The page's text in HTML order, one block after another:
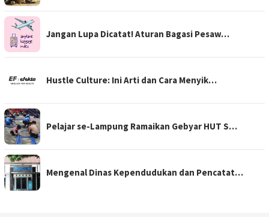
Jangan Lupa Dicatat! Aturan Bagasi Pesaw…
Hustle Culture: Ini Arti dan Cara Menyik…
Pelajar se-Lampung Ramaikan Gebyar HUT S…
Mengenal Dinas Kependudukan dan Pencatat…